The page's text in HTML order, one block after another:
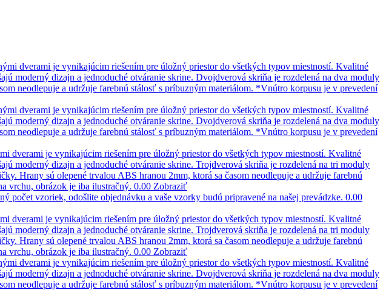
dverami je vynikajúcim riešením pre úložný priestor do všetkých typov miestností. Kvalitné
moderný dizajn a jednoduché otváranie skrine. Dvojdverová skriňa je rozdelená na dva moduly
neodlepuje a udržuje farebnú stálosť s príbuzným materiálom. *Vnútro korpusu je v prevedení
dverami je vynikajúcim riešením pre úložný priestor do všetkých typov miestností. Kvalitné
moderný dizajn a jednoduché otváranie skrine. Dvojdverová skriňa je rozdelená na dva moduly
neodlepuje a udržuje farebnú stálosť s príbuzným materiálom. *Vnútro korpusu je v prevedení
dverami je vynikajúcim riešením pre úložný priestor do všetkých typov miestností. Kvalitné
moderný dizajn a jednoduché otváranie skrine. Trojdverová skriňa je rozdelená na tri moduly
Hrany sú olepené trvalou ABS hranou 2mm, ktorá sa časom neodlepuje a udržuje farebnú
vrchu, obrázok je iba ilustračný. 0.00 Zobraziť
vzoriek, odošlite objednávku a vaše vzorky budú pripravené na našej prevádzke. 0.00
dverami je vynikajúcim riešením pre úložný priestor do všetkých typov miestností. Kvalitné
moderný dizajn a jednoduché otváranie skrine. Trojdverová skriňa je rozdelená na tri moduly
Hrany sú olepené trvalou ABS hranou 2mm, ktorá sa časom neodlepuje a udržuje farebnú
vrchu, obrázok je iba ilustračný. 0.00 Zobraziť
dverami je vynikajúcim riešením pre úložný priestor do všetkých typov miestností. Kvalitné
moderný dizajn a jednoduché otváranie skrine. Dvojdverová skriňa je rozdelená na dva moduly
neodlepuje a udržuje farebnú stálosť s príbuzným materiálom. *Vnútro korpusu je v prevedení